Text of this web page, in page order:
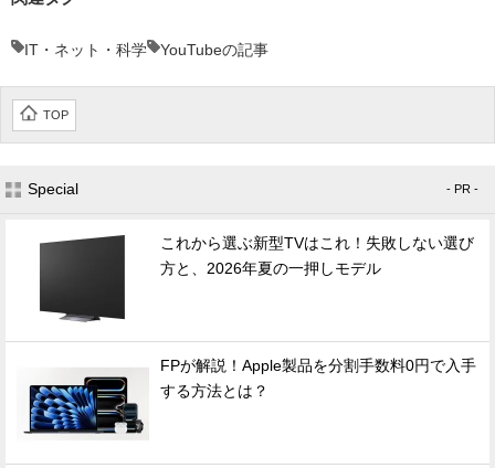
IT・ネット・科学 YouTubeの記事
TOP
Special - PR -
これから選ぶ新型TVはこれ！失敗しない選び
方と、2026年夏の一押しモデル
FPが解説！Apple製品を分割手数料0円で入手
する方法とは？